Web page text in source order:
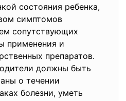
состояния ребенка,
симптомов
сопутствующих
применения и
препаратов.
должны быть
о течении
болезни, уметь